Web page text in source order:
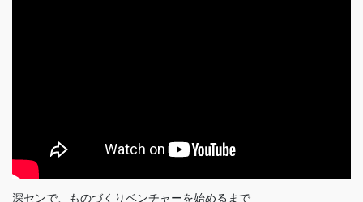
深センで、ものづくりベンチャーを始めるまで